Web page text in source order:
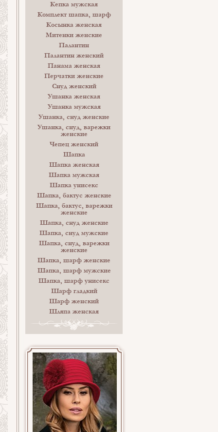
Кепка мужская
Комплект шапка, шарф
Косынка женская
Митенки женские
Палантин
Палантин женский
Панама женская
Перчатки женские
Снуд женский
Ушанка женская
Ушанка мужская
Ушанка, снуд женские
Ушанка, снуд, варежки
женские
Чепец женский
Шапка
Шапка женская
Шапка мужская
Шапка унисекс
Шапка, бактус женские
Шапка, бактус, варежки
женские
Шапка, снуд женские
Шапка, снуд мужские
Шапка, снуд, варежки
женские
Шапка, шарф женские
Шапка, шарф мужские
Шапка, шарф унисекс
Шарф гладкий
Шарф женский
Шляпа женская